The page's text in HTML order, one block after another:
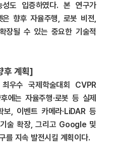
도 입증하였다. 본 연구가
은 향후 자율주행, 로봇 비전,
장될 수 있는 중요한 기술적
후 계획]
우수 국제학술대회 CVPR
에는 자율주행·로봇 등 실제
, 이벤트 카메라·LiDAR 등
술 확장, 그리고 Google 및
지속 발전시킬 계획이다.